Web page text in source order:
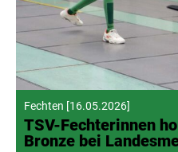
Fechten [16.05.2026]
TSV-Fechterinnen
Bronze bei